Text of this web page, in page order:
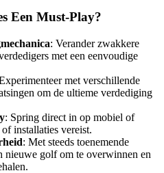
Een Must-Play?
: Verander zwakkere
met een eenvoudige
met verschillende
om de ultieme verdediging
: Spring direct in op mobiel of
installaties vereist.
: Met steeds toenemende
nieuwe golf om te overwinnen en